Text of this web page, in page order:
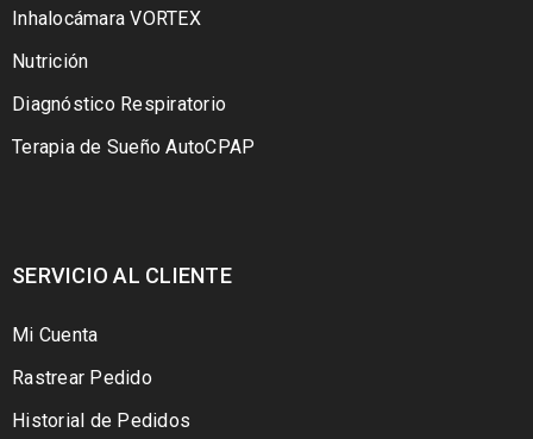
Inhalocámara VORTEX
Nutrición
Diagnóstico Respiratorio
Terapia de Sueño AutoCPAP
SERVICIO AL CLIENTE
Mi Cuenta
Rastrear Pedido
Historial de Pedidos